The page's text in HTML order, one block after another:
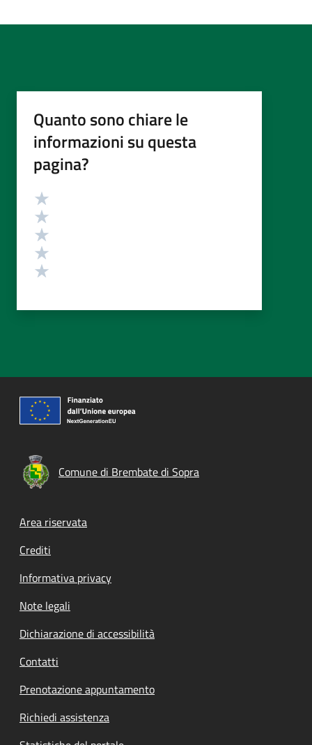
Quanto sono chiare le
informazioni su questa
pagina?
Valutazione
Comune di Brembate di Sopra
Footer menu
Area riservata
Crediti
Informativa privacy
Note legali
Dichiarazione di accessibilità
Contatti
Prenotazione appuntamento
Richiedi assistenza